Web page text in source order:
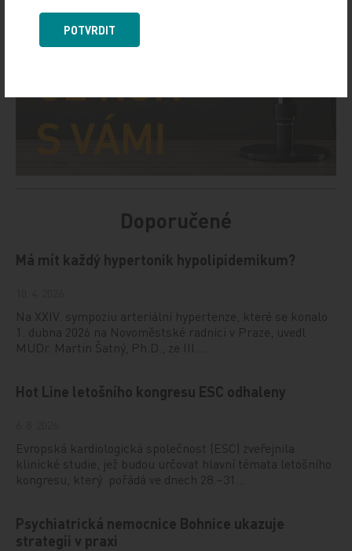
Doporučené
Má mít každý hypertonik hypolipidemikum?
Na XXIV. sympoziu arteriální hypertenze, které se konalo
1. dubna 2026 na Novoměstské radnici v Praze, uvedl
MUDr. Martin Šatný, Ph.D., ze III.…
Hot Line letošního kongresu ESC odhaleny
Evropská kardiologická společnost (ESC) zveřejnila
klinické studie, jež budou určovat hlavní témata letošního
kongresu, který pořádá ve dnech 28.–31…
Psychiatrická nemocnice Bohnice ukazuje
strategii v praxi
POTVRDIT